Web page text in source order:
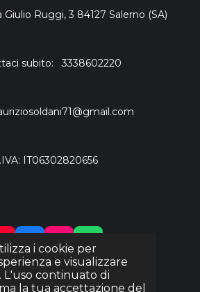
i cookie per
e visualizzare
L'uso continuato di
la tua accettazione del
Ruggi, 3 84127 Salerno (SA)
subito: 3338602220
IT06302820656
Y
O
U
T
F
A
C
E
I
N
S
T
W
H
A
T